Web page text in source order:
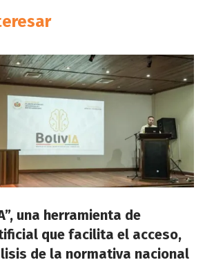
una herramienta de
que facilita el acceso,
de la normativa nacional